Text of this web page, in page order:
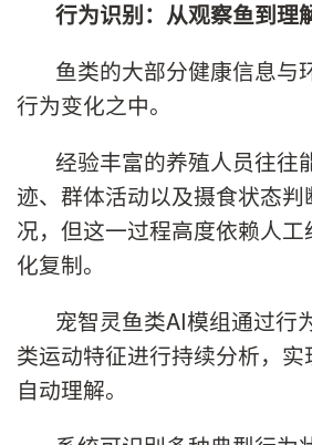
行为识别：从观察鱼到理
鱼类的大部分健康信息与
行为变化之中。
经验丰富的养殖人员往往
迹、群体活动以及摄食状态
况，但这一过程高度依赖人
化复制。
宠智灵鱼类AI模组通过行
类运动特征进行持续分析，
自动理解。